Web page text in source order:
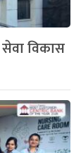
विकास